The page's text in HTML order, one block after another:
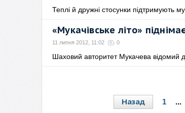
Теплі й дружні стосунки підтримують
«Мукачівське літо»
11 липня 2012, 11:02 0
Шаховий авторитет Мукачева відомий
Назад 1 ...